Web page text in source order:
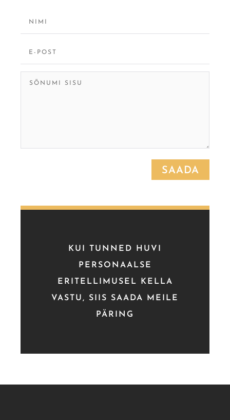
KUI TUNNED HUVI
PERSONAALSE
ERITELLIMUSEL KELLA
VASTU, SIIS SAADA MEILE
PÄRING